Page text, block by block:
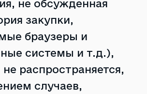
не обсужденная
закупки,
браузеры и
системы и т.д.),
не распространяется,
случаев,